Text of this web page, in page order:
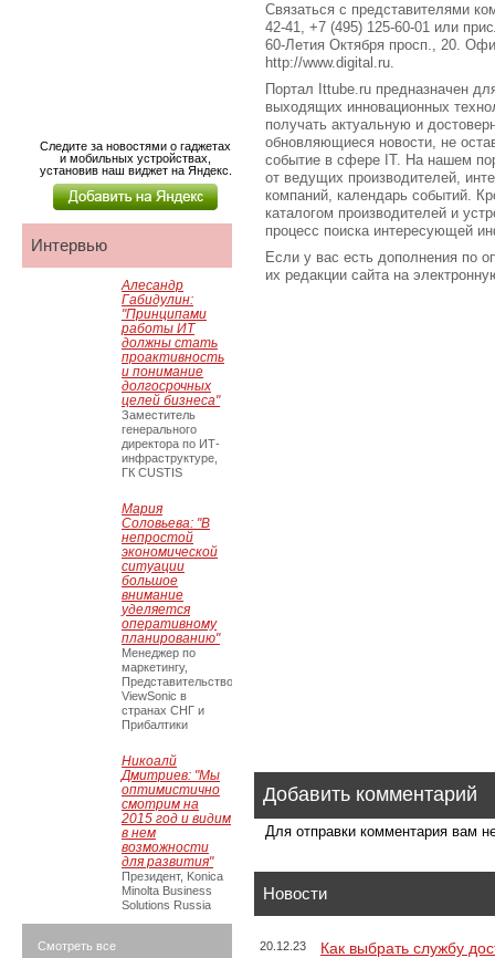
Связаться с представителями
42-41, +7 (495) 125-60-01 или
60-Летия Октября просп., 20.
http://www.digital.ru.
Портал Ittube.ru предназначен
выходящих инновационных
получать актуальную и
обновляющиеся новости, не
событие в сфере IT. На нашем
от ведущих производителей,
компаний, календарь событий.
каталогом производителей и
процесс поиска интересующей
Если у вас есть дополнения по
их редакции сайта на
Добавить комментарий
Для отправки комментария вам
Новости
20.12.23
Как выбрать службу
Следите за новостями о гаджетах
и мобильных устройствах,
установив наш виджет на Яндекс.
Интервью
Алесандр
Габидулин:
"Принципами
работы ИТ
должны стать
проактивность
и понимание
долгосрочных
целей бизнеса"
Заместитель
генерального
директора по ИТ-
инфраструктуре,
ГК CUSTIS
Мария
Соловьева: "В
непростой
экономической
ситуации
большое
внимание
уделяется
оперативному
планированию"
Менеджер по
маркетингу,
Представительство
ViewSonic в
странах СНГ и
Прибалтики
Никоалй
Дмитриев: "Мы
оптимистично
смотрим на
2015 год и видим
в нем
возможности
для развития"
Президент, Konica
Minolta Business
Solutions Russia
Смотреть все